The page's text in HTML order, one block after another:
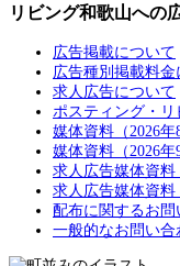
リビング和歌山への
広告掲載について
広告種別掲載料金
求人広告について
ポスティング・
媒体資料（2026年
媒体資料（2026年
求人広告媒体資料
求人広告媒体資料
配布に関するお問
一般的なお問い合